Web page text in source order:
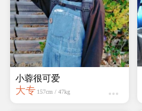
小蓉很可爱
大专 157cm / 47kg